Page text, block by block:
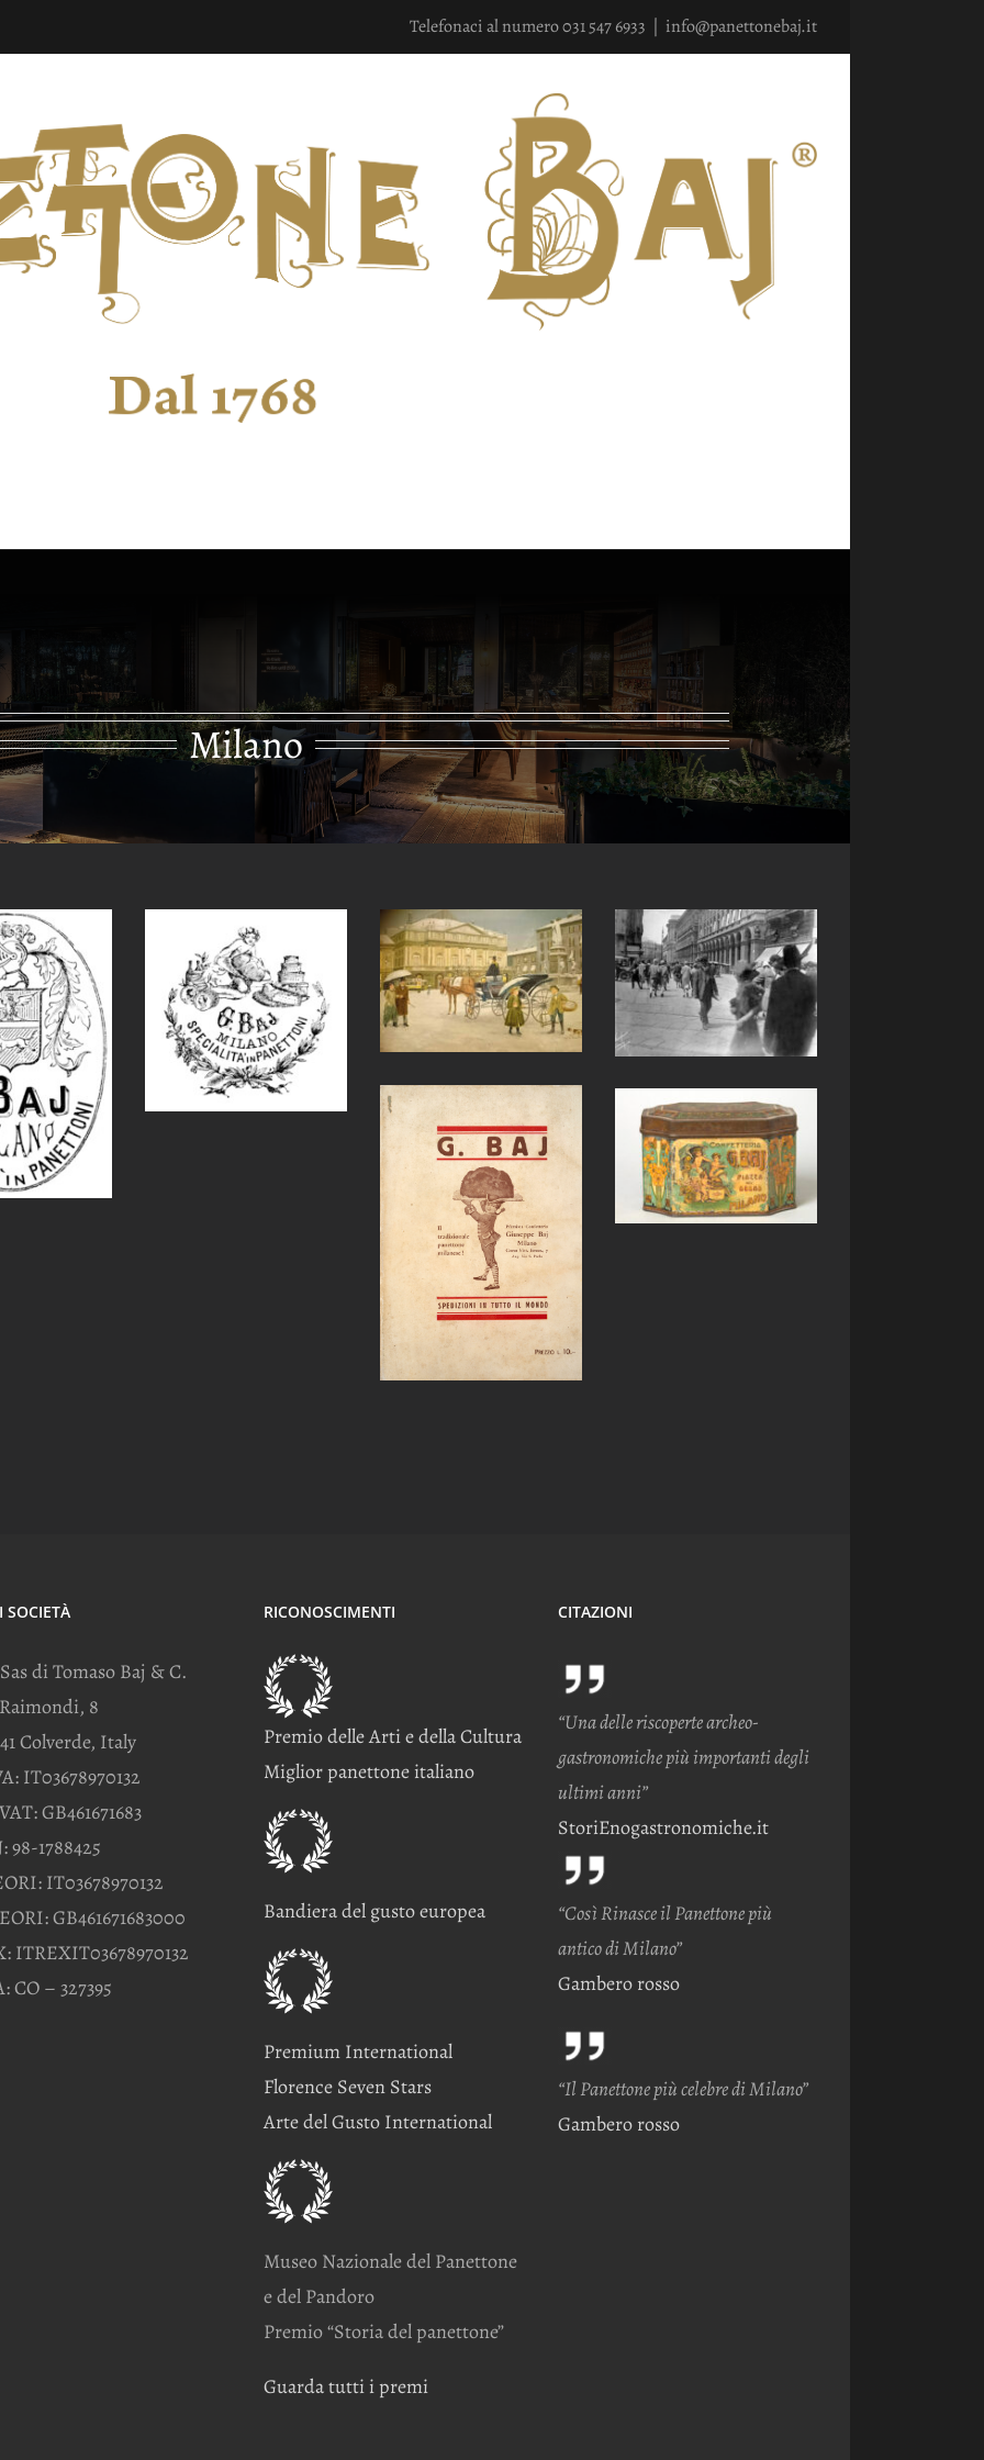
Telefonaci al numero 031 547 6933 info@panettonebaj.it
Milano
G. Baj Milano –
in Panettoni
Fregi
Dipinto Tram con pubblicità
Baj al Teatro della Scala di
Milano
Dipinti
Confetteria Baj – Anni ’20
Milano
Foto d'epoca
Scatola di latta per caramelle
– Confetteria Giuseppe Baj
Latte
SOCIETÀ
di Tomaso Baj & C.
8
Colverde, Italy
IT03678970132
GB461671683
98-1788425
IT03678970132
GB461671683000
ITREXIT03678970132
CO – 327395
RICONOSCIMENTI
Premio delle Arti e della Cultura
Miglior panettone italiano
Bandiera del gusto europea
Premium International
Florence Seven Stars
Arte del Gusto International
Museo Nazionale del Panettone
e del Pandoro
Premio “Storia del panettone”
Guarda tutti i premi
CITAZIONI
“Una delle riscoperte archeo-
gastronomiche più importanti degli
ultimi anni”
StoriEnogastronomiche.it
“Così Rinasce il Panettone più
antico di Milano”
Gambero rosso
“Il Panettone più celebre di Milano”
Gambero rosso